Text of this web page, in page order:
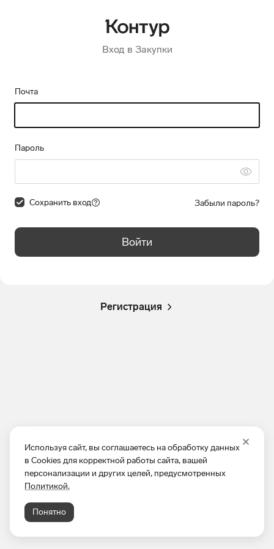
Используя сайт, вы соглашаетесь на обработку данных
в Cookies для корректной работы сайта, вашей
персонализации и других целей, предусмотренных
Политикой.
Понятно
Вход в Закупки
Почта
Пароль
Сохранить вход Забыли пароль?
Войти
Регистрация